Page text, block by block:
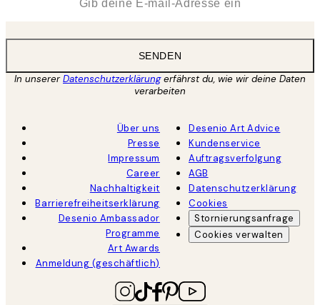
SENDEN
In unsererDatenschutzerklärungerfährst du, wie wir deine Daten
verarbeiten
Über uns
Presse
Impressum
Career
Nachhaltigkeit
Barrierefreiheitserklärung
Desenio Ambassador
Programme
Art Awards
Anmeldung (geschäftlich)
Desenio Art Advice
Kundenservice
Auftragsverfolgung
AGB
Datenschutzerklärung
Cookies
Stornierungsanfrage
Cookies verwalten